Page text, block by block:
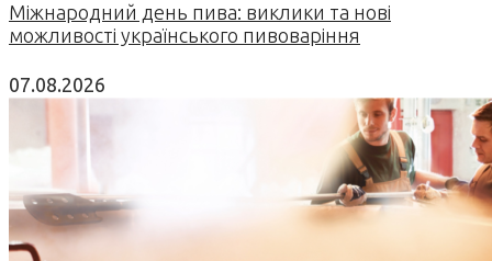
Міжнародний день пива: виклики та нові
можливості українського пивоваріння
07.08.2026